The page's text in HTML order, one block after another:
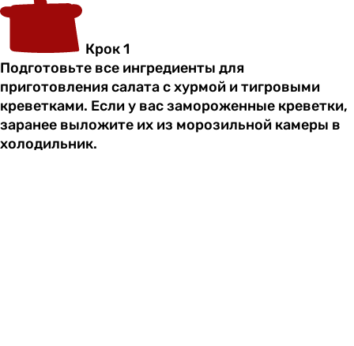
Крок 1
Подготовьте все ингредиенты для
приготовления салата с хурмой и тигровыми
креветками. Если у вас замороженные креветки,
заранее выложите их из морозильной камеры в
холодильник.